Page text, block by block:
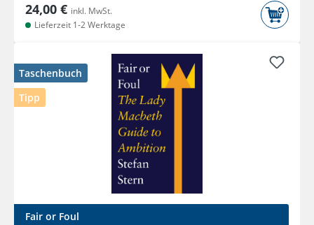
24,00 € inkl. MwSt.
Lieferzeit 1-2 Werktage
Taschenbuch
Tipp
Fair or Foul